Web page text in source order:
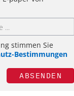
stimmen Sie
Bestimmungen
ABSENDEN